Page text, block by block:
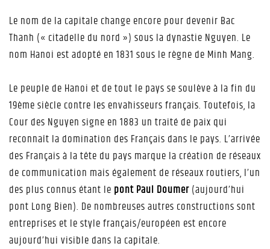
Le nom de la capitale change encore pour devenir Bac
Thanh (« citadelle du nord ») sous la dynastie Nguyen. Le
nom Hanoi est adopté en 1831 sous le règne de Minh Mang.
Le peuple de Hanoi et de tout le pays se soulève à la fin du
19ème siècle contre les envahisseurs français. Toutefois, la
Cour des Nguyen signe en 1883 un traité de paix qui
reconnaît la domination des Français dans le pays. L’arrivée
des Français à la tête du pays marque la création de réseaux
de communication mais également de réseaux routiers, l’un
des plus connus étant le pont Paul Doumer(aujourd’hui
pont Long Bien). De nombreuses autres constructions sont
entreprises et le style français/européen est encore
aujourd’hui visible dans la capitale.